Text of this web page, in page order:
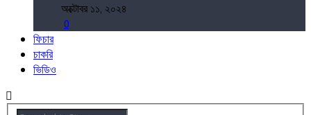
অক্টোবর ১১, ২০২৪
0
ফিচার
চাকরি
ভিডিও